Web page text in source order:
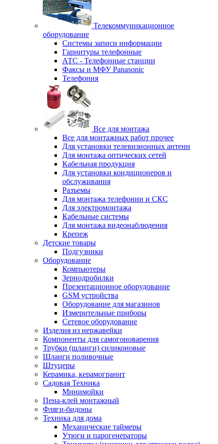
Телекоммуникационное
оборудование
Системы записи информации
Гарнитуры телефонные
АТС - Телефонные станции
Факсы и МФУ Panasonic
Телефония
Все для монтажа
Все для монтажных работ прочее
Для установки телевизионных антенн
Для монтажа оптических сетей
Кабельная продукция
Для установки кондиционеров и
обслуживания
Разъемы
Для монтажа телефонии и СКС
Для электромонтажа
Кабельные системы
Для монтажа видеонаблюдения
Крепеж
Детские товары
Подгузники
Оборудование
Компьютеры
Зернодробилки
Презентационное оборудование
GSM устройства
Оборудование для магазинов
Измерительные приборы
Сетевое оборудование
Изделия из нержавейки
Компоненты для самогоноварения
Трубки (шланги) силиконовые
Шланги поливочные
Штуцеры
Керамика, керамогранит
Садовая Техника
Минимойки
Пена-клей монтажный
Фляги-бидоны
Техника для дома
Механические таймеры
Утюги и парогенераторы